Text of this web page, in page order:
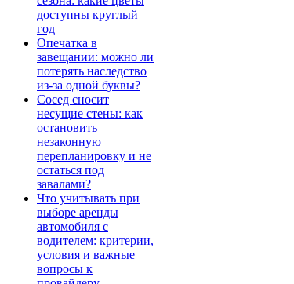
доступны круглый
год
Опечатка в
завещании: можно ли
потерять наследство
из-за одной буквы?
Сосед сносит
несущие стены: как
остановить
незаконную
перепланировку и не
остаться под
завалами?
Что учитывать при
выборе аренды
автомобиля с
водителем: критерии,
условия и важные
вопросы к